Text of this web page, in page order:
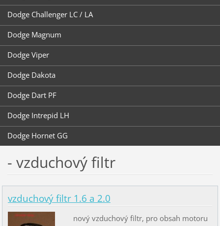
Dodge Challenger LC / LA
Dodge Magnum
Dodge Viper
Dodge Dakota
Dodge Dart PF
Dodge Intrepid LH
Dodge Hornet GG
- vzduchový filtr
vzduchový filtr 1.6 a 2.0
nový vzduchový filtr, pro obsah motoru